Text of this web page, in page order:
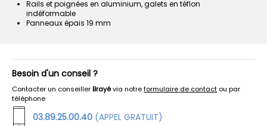
Rails et poignées en aluminium, galets en téflon
indéformable
Panneaux épais 19 mm
Besoin d'un conseil ?
Contacter un conseillerBrayévia notreformulaire de contact ou par
téléphone
03.89.25.00.40 (APPEL GRATUIT)